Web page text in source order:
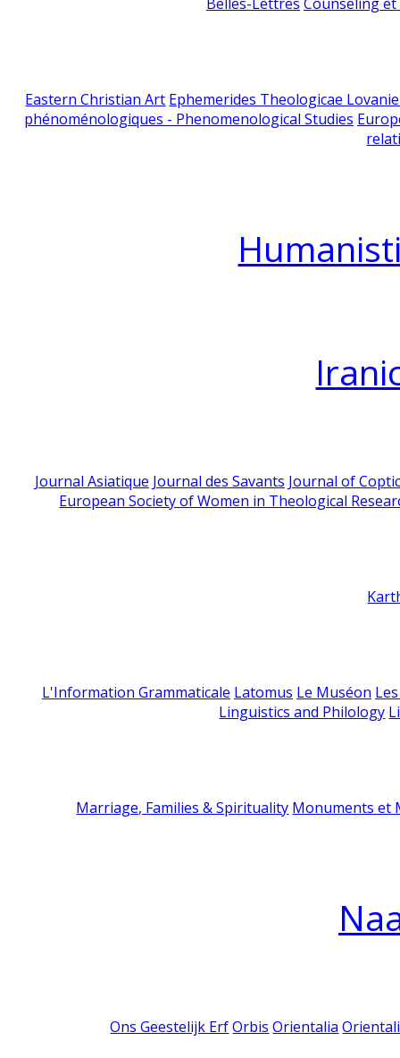
Eastern Christian Art Ephemerides Theologicae
phénoménologiques - Phenomenological Studies
Journal Asiatique Journal des Savants Journal of
European Society of Women in Theological
L'Information Grammaticale Latomus Le Muséon
Linguistics and Philology
Marriage, Families & Spirituality Monuments et
Ons Geestelijk Erf Orbis Orientalia